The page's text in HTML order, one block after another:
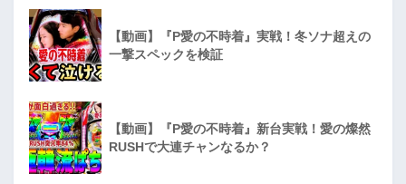
【動画】『P愛の不時着』実戦！冬ソナ超えの
一撃スペックを検証
【動画】『P愛の不時着』新台実戦！愛の燦然
RUSHで大連チャンなるか？